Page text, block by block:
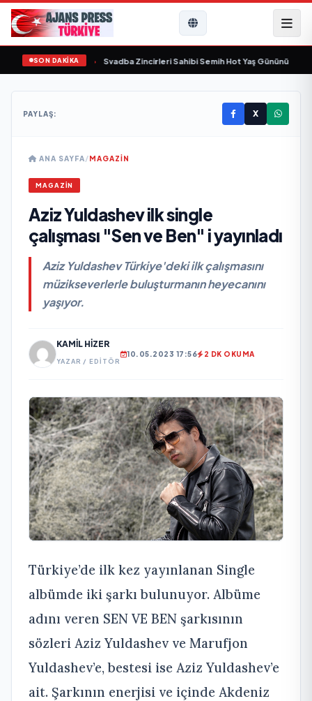
SON DAKİKA
yaşamını yitirdi• Svadba Zincirleri Sahibi Semih Hot Yaş Gününü Sanat
PAYLAŞ: X
ANA SAYFA/MAGAZİN
MAGAZİN
Aziz Yuldashev ilk single
çalışması "Sen ve Ben" i yayınladı
Aziz Yuldashev Türkiye'deki ilk çalışmasını
müzikseverlerle buluşturmanın heyecanını
yaşıyor.
KAMIL HIZER
YAZAR / EDITÖR
10.05.2023 17:56 2 DK OKUMA
Türkiye’de ilk kez yayınlanan Single
albümde iki şarkı bulunuyor. Albüme
adını veren SEN VE BEN şarkısının
sözleri Aziz Yuldashev ve Marufjon
Yuldashev’e, bestesi ise Aziz Yuldashev’e
ait. Şarkının enerjisi ve içinde Akdeniz